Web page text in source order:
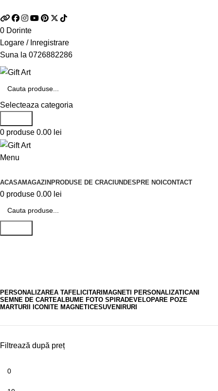
0 Dorinte
Logare / Inregistrare
Suna la 0726882286
Selecteaza categoria
0 produse 0.00 lei
Menu
ACASAMAGAZINPRODUSE DE CRACIUNDESPRE NOICONTACT
0 produse 0.00 lei
PERSONALIZAREA TAFELICITARIMAGNETI PERSONALIZATICANI
SEMNE DE CARTEALBUME FOTO SPIRADEVELOPARE POZE
MARTURII ICONITE MAGNETICESUVENIRURI
Filtrează după preț